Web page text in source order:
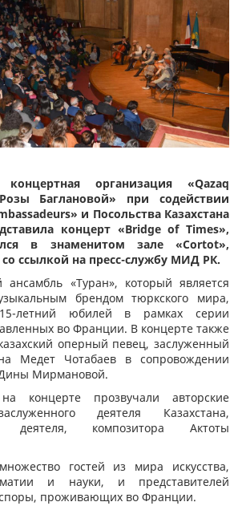
концертная организация «Qazaq
Баглановой» при содействии
и Посольства Казахстана
концерт «Bridge of Times»,
в знаменитом зале «Cortot»,
со ссылкой на пресс-службу МИД РК.
ансамбль «Туран», который является
брендом тюркского мира,
летний юбилей в рамках серии
во Франции. В концерте также
оперный певец, заслуженный
Медет Чотабаев в сопровождении
Мирмановой.
концерте прозвучали авторские
деятеля Казахстана,
деятеля, композитора Актоты
гостей из мира искусства,
и науки, и представителей
проживающих во Франции.